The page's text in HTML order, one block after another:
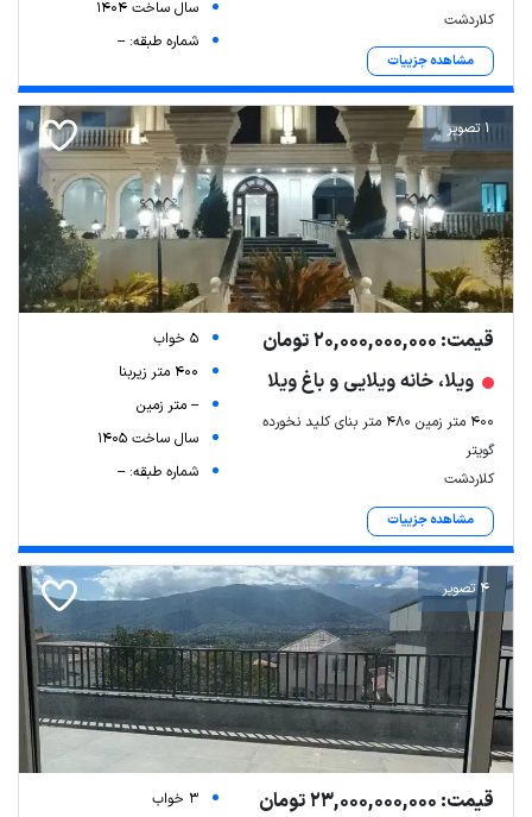
کلاردشت
مشاهده جزییات
سال ساخت 1404
شماره طبقه: --
1 تصویر
قیمت: 20,000,000,000 تومان
ویلا، خانه ویلایی و باغ ویلا
۴۰۰ متر زمین ۴۸۰ متر بنای کلید نخورده
گویتر
کلاردشت
مشاهده جزییات
5 خواب
400 متر زیربنا
-- متر زمین
سال ساخت 1405
شماره طبقه: --
4 تصویر
قیمت: 23,000,000,000 تومان
3 خواب